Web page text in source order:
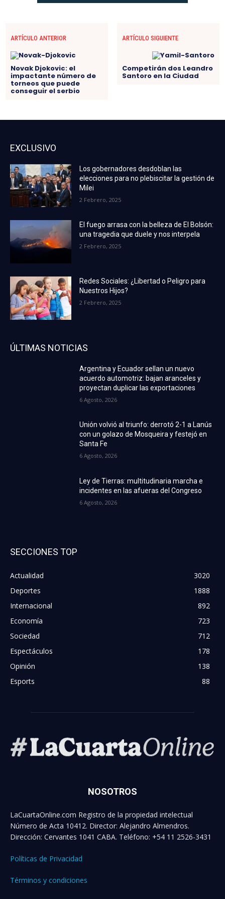
ARTÍCULO ANTERIOR
Novak Djokovic: el
impactante número de
torneos que puede
conseguir el serbio
ARTÍCULO SIGUIENTE
Competirán dos Leandro
Santoro en la Ciudad
EXCLUSIVO
Los gobernadores desdoblan las
elecciones para no plebiscitar la gestión de
Milei
2 Febrero, 2025
El fuego arrasa con la belleza de El Bolsón:
una tragedia que duele y nos interpela
2 Febrero, 2025
Redes Sociales: ¿Libertad o Peligro para
Nuestros Hijos?
2 Febrero, 2025
ÚLTIMAS NOTICIAS
Argentina y Ecuador sellan un nuevo
acuerdo automotriz: bajan aranceles y
proyectan duplicar las exportaciones
6 Agosto, 2026
Unión volvió al triunfo: derrotó 2-1 a Lanús
con un golazo de Mosqueira y festejó en
Santa Fe
6 Agosto, 2026
Ley de Tierras: multitudinaria marcha e
incidentes en las afueras del Congreso
6 Agosto, 2026
SECCIONES TOP
Actualidad
3020
Deportes
1888
Internacional
892
Economía
723
Sociedad
712
Espectáculos
178
Opinión
138
Esports
88
NOSOTROS
LaCuartaOnline.com Registro de la propiedad intelectual
Número de Acta 10412. Director: Alejandro Almendros.
Dirección: Cervantes 1041 CABA. Teléfono: +54 11 2526-3431
Políticas de Privacidad
Términos y condiciones